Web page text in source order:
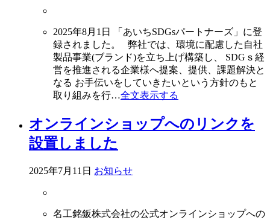
2025年8月1日 「あいちSDGsパートナーズ」に登
録されました。 弊社では、環境に配慮した自社
製品事業(ブランド)を立ち上げ構築し、 SDGｓ経
営を推進される企業様へ提案、提供、課題解決と
なる お手伝いをしていきたいという方針のもと
取り組みを行…全文表示する
オンラインショップへのリンクを
設置しました
2025年7月11日 お知らせ
名工銘鈑株式会社の公式オンラインショップへの